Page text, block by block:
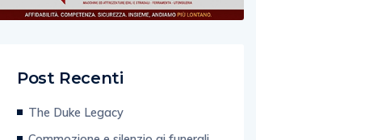
Post Recenti
The Duke Legacy